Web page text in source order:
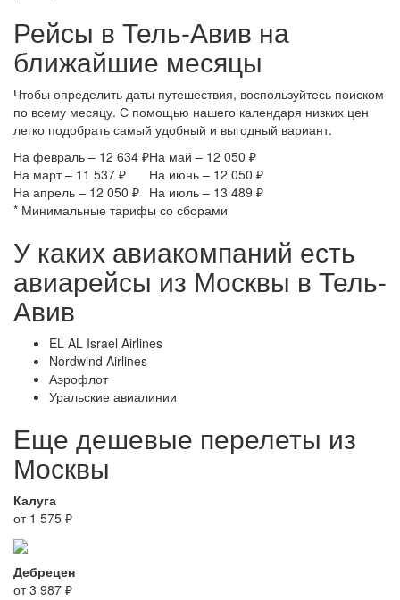
Рейсы в Тель-Авив на
ближайшие месяцы
Чтобы определить даты путешествия, воспользуйтесь поиском
по всему месяцу. С помощью нашего календаря низких цен
легко подобрать самый удобный и выгодный вариант.
На февраль – 12 634 ₽На май – 12 050 ₽
На март – 11 537 ₽
На июнь – 12 050 ₽
На апрель – 12 050 ₽ На июль – 13 489 ₽
* Минимальные тарифы со сборами
У каких авиакомпаний есть
авиарейсы из Москвы в Тель-
Авив
EL AL Israel Airlines
Nordwind Airlines
Аэрофлот
Уральские авиалинии
Еще дешевые перелеты из
Москвы
Калуга
от 1 575 ₽
Дебрецен
от 3 987 ₽